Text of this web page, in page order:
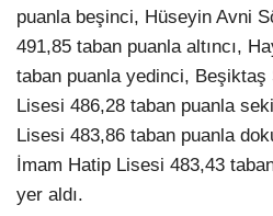
puanla beşinci, Hüseyin Avni
491,85 taban puanla altıncı,
taban puanla yedinci, Beşiktaş
Lisesi 486,28 taban puanla
Lisesi 483,86 taban puanla
İmam Hatip Lisesi 483,43
yer aldı.